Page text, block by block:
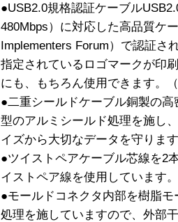
●USB2.0規格認証ケーブル
480Mbps）に対応した高品質ケ
Implementers Forum）で認証さ
指定されているロゴマークが印
にも、もちろん使用できます。
●二重シールドケーブル銅製の
型のアルミシールド処理を施し
イズから大切なデータを守りま
●ツイストペアケーブル芯線を2
イストペア線を使用しています。
●モールドコネクタ内部を樹脂
処理を施していますので、外部